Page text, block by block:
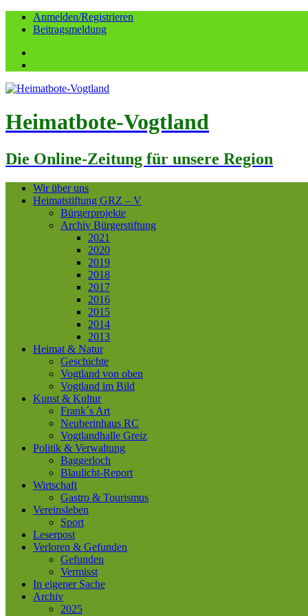
Anmelden/Registrieren
Beitragsmeldung
Heimatbote-Vogtland
Die Online-Zeitung für unsere Region
Wir über uns
Heimatstiftung GRZ – V
Bürgerprojekte
Archiv Bürgerstiftung
2021
2020
2019
2018
2017
2016
2015
2014
2013
Heimat & Natur
Geschichte
Vogtland von oben
Vogtland im Bild
Kunst & Kultur
Frank´s Art
Neuberinhaus RC
Vogtlandhalle Greiz
Politik & Verwaltung
Baggerloch
Blaulicht-Report
Wirtschaft
Gastro & Tourismus
Vereinsleben
Sport
Leserpost
Verloren & Gefunden
Gefunden
Vermisst
In eigener Sache
Archiv
2025